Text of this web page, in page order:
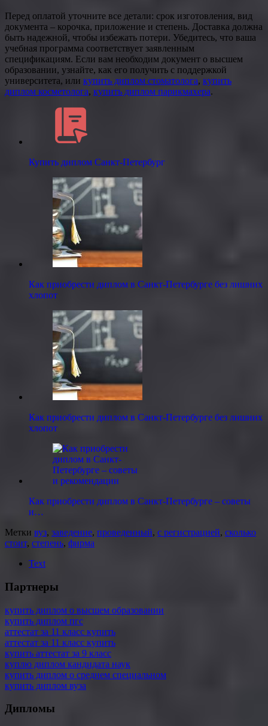
Перед оплатой уточните все детали: срок изготовления, вид
документа – корочка, приложение и степень. Доставка должна
быть надежной, чтобы избежать потери. Убедитесь, что ваша
учебная программа соответствует заявленным
спецификациям. Если вам необходим документ о высшем
образовании, узнайте, как его получить с поддержкой
университета, или купить диплом стоматолога, купить
диплом косметолога, купить диплом парикмахера.
Купить диплом Санкт-Петербург
Как приобрести диплом в Санкт-Петербурге без лишних
хлопот
Как приобрести диплом в Санкт-Петербурге без лишних
хлопот
Как приобрести диплом в Санкт-Петербурге – советы
и…
Метки вуз, заведение, проведенный, с регистрацией, сколько
стоит, степень, фирма
Text
Партнеры
купить диплом о высшем образовании
купить диплом пгс
аттестат за 11 класс купить
аттестат за 11 класс купить
купить аттестат за 9 класс
куплю диплом кандидата наук
купить диплом о среднем специальном
купить диплом вуза
Дипломы